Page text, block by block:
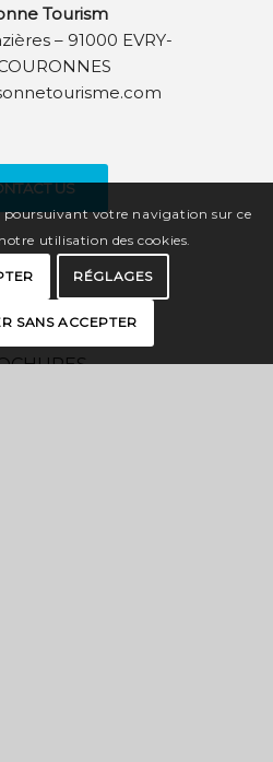
Tourism
– 91000 EVRY-
US
poursuivant votre navigation sur ce
utilisation des cookies.
RÉGLAGES
SANS ACCEPTER